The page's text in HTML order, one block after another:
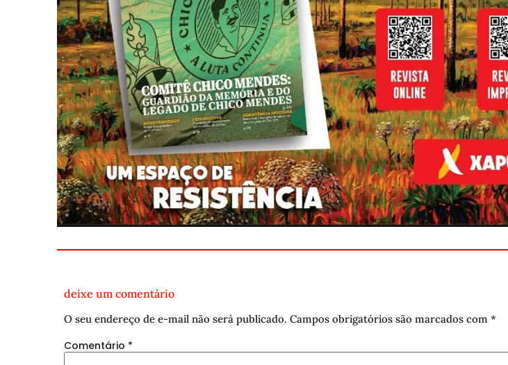
deixe um comentário
O seu endereço de e-mail não será publicado. Campos obrigatórios são marcados com *
Comentário *